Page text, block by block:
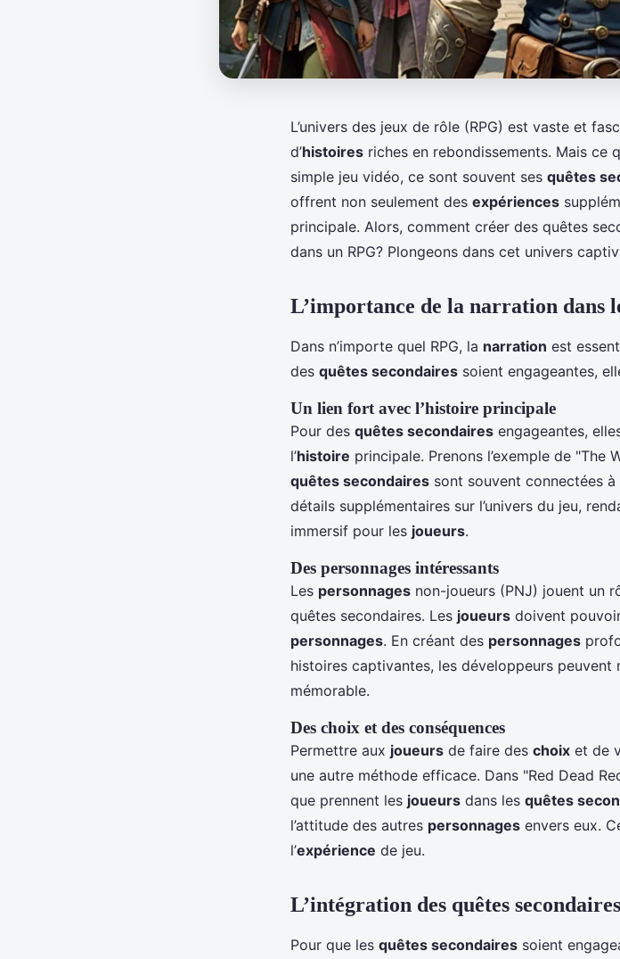
L’univers des jeux de rôle (RPG) est vaste et
d’histoires riches en rebondissements. Mais ce
simple jeu vidéo, ce sont souvent ses quêtes
offrent non seulement des expériences
principale. Alors, comment créer des quêtes
dans un RPG? Plongeons dans cet univers
L’importance de la narration dans
Dans n’importe quel RPG, la narration est
des quêtes secondaires soient engageantes,
Un lien fort avec l’histoire principale
Pour des quêtes secondaires engageantes,
l’histoire principale. Prenons l’exemple de "The
quêtes secondaires sont souvent connectées
détails supplémentaires sur l’univers du jeu,
immersif pour les joueurs.
Des personnages intéressants
Les personnages non-joueurs (PNJ) jouent un
quêtes secondaires. Les joueurs doivent
personnages. En créant des personnages
histoires captivantes, les développeurs peuvent
mémorable.
Des choix et des conséquences
Permettre aux joueurs de faire des choix et de
une autre méthode efficace. Dans "Red Dead
que prennent les joueurs dans les quêtes
l’attitude des autres personnages envers eux.
l’expérience de jeu.
L’intégration des quêtes
Pour que les quêtes secondaires soient